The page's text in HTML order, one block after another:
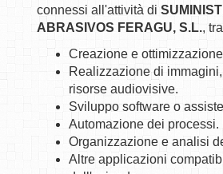
connessi all'attività di
ABRASIVOS FERAGU, S.L.,
Creazione e
Realizzazione di
risorse audiovisive.
Sviluppo software o
Automazione dei processi.
Organizzazione e analisi
Altre applicazioni